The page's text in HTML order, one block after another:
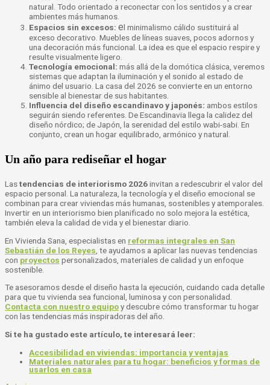
natural. Todo orientado a reconectar con los sentidos y a crear
ambientes más humanos.
Espacios sin excesos: el minimalismo cálido sustituirá al
exceso decorativo. Muebles de líneas suaves, pocos adornos y
una decoración más funcional. La idea es que el espacio respire y
resulte visualmente ligero.
Tecnología emocional: más allá de la domótica clásica, veremos
sistemas que adaptan la iluminación y el sonido al estado de
ánimo del usuario. La casa del 2026 se convierte en un entorno
sensible al bienestar de sus habitantes.
Influencia del diseño escandinavo y japonés: ambos estilos
seguirán siendo referentes. De Escandinavia llega la calidez del
diseño nórdico; de Japón, la serenidad del estilo wabi-sabi. En
conjunto, crean un hogar equilibrado, armónico y natural.
Un año para rediseñar el hogar
Lastendencias de interiorismo 2026invitan a redescubrir el valor del
espacio personal. La naturaleza, la tecnología y el diseño emocional se
combinan para crear viviendas más humanas, sostenibles y atemporales.
Invertir en un interiorismo bien planificado no solo mejora la estética,
también eleva la calidad de vida y el bienestar diario.
En Vivienda Sana, especialistas en reformas integrales en San
Sebastián de los Reyes , te ayudamos a aplicar las nuevas tendencias
con proyectos personalizados, materiales de calidad y un enfoque
sostenible.
Te asesoramos desde el diseño hasta la ejecución, cuidando cada detalle
para que tu vivienda sea funcional, luminosa y con personalidad.
Contacta con nuestro equipoy descubre cómo transformar tu hogar
con las tendencias más inspiradoras del año.
Si te ha gustado este artículo, te interesará leer:
Accesibilidad en viviendas: importancia y ventajas
Materiales naturales para tu hogar: beneficios y formas de
usarlos en casa